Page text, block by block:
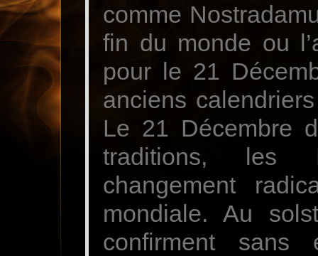
comme
fin du monde ou
pour le 21
anciens
Le 21 Décembre
traditions, les
changement
mondiale. Au
confirment